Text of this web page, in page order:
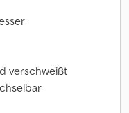
verschweißt